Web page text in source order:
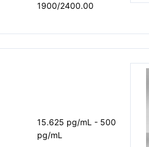
1900/2400.00
15.625 pg/mL - 500
pg/mL